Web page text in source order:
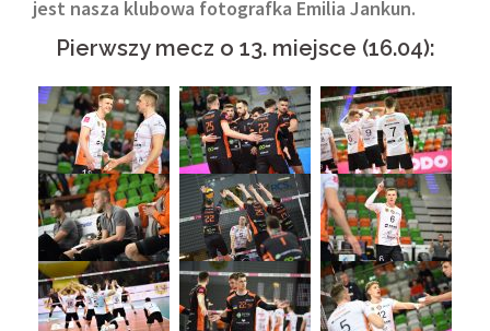
jest nasza klubowa fotografka Emilia Jankun.
Pierwszy mecz o 13. miejsce (16.04):